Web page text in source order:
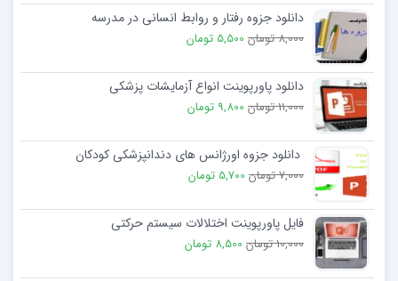
دانلود جزوه رفتار و روابط انسانی در مدرسه
8,000 تومان 5,500 تومان
دانلود پاورپوینت انواع آزمایشات پزشکی
11,000 تومان 9,800 تومان
دانلود جزوه اورژانس های دندانپزشکی کودکان
7,000 تومان 5,700 تومان
فایل پاورپوینت اختلالات سیستم حرکتی
10,000 تومان 8,500 تومان